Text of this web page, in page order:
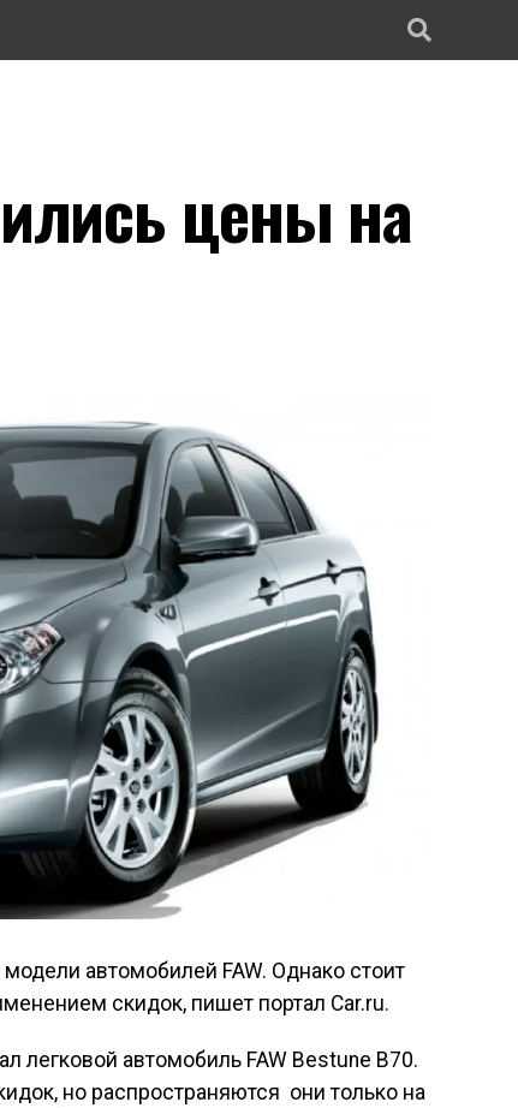
цены на
автомобилей FAW. Однако стоит
скидок, пишет портал Car.ru.
легковой автомобиль FAW Bestune B70.
но распространяются они только на